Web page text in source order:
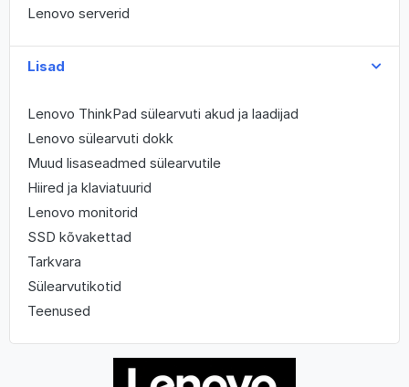
Lenovo serverid
Lisad
Lenovo ThinkPad sülearvuti akud ja laadijad
Lenovo sülearvuti dokk
Muud lisaseadmed sülearvutile
Hiired ja klaviatuurid
Lenovo monitorid
SSD kõvakettad
Tarkvara
Sülearvutikotid
Teenused